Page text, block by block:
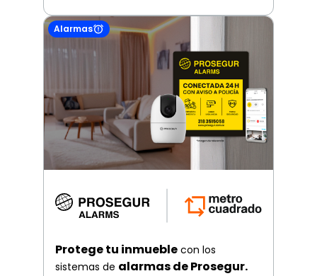
Alarmas
Protege tu inmueble con los
sistemas de alarmas de Prosegur.